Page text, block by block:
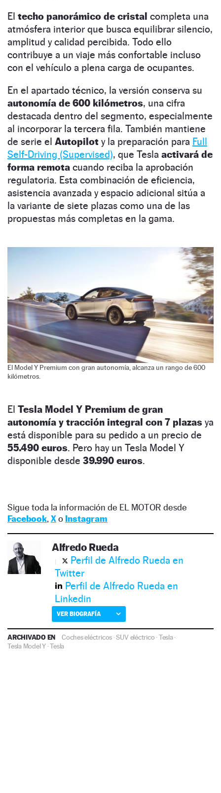
El techo panorámico de cristal completa una
atmósfera interior que busca equilibrar silencio,
amplitud y calidad percibida. Todo ello
contribuye a un viaje más confortable incluso
con el vehículo a plena carga de ocupantes.
En el apartado técnico, la versión conserva su
autonomía de 600 kilómetros, una cifra
destacada dentro del segmento, especialmente
al incorporar la tercera fila. También mantiene
de serie el Autopilot y la preparación para Full
Self-Driving (Supervised), que Tesla activará de
forma remota cuando reciba la aprobación
regulatoria. Esta combinación de eficiencia,
asistencia avanzada y espacio adicional sitúa a
la variante de siete plazas como una de las
propuestas más completas en la gama.
El Model Y Premium con gran autonomía, alcanza un rango de 600
kilómetros.
El Tesla Model Y Premium de gran
autonomía y tracción integral con 7 plazas ya
está disponible para su pedido a un precio de
55.490 euros. Pero hay un Tesla Model Y
disponible desde 39.990 euros.
Sigue toda la información de EL MOTOR desde
Facebook, Xo Instagram
Alfredo Rueda
Perfil de Alfredo Rueda en
Twitter
Perfil de Alfredo Rueda en
Linkedin
VER BIOGRAFÍA
ARCHIVADO EN Coches eléctricos ·SUV eléctrico ·Tesla·
Tesla Model Y ·Tesla